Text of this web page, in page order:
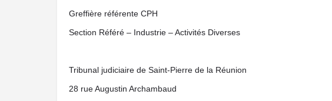
Greffière référente CPH
Section Référé – Industrie – Activités Diverses
Tribunal judiciaire de Saint-Pierre de la Réunion
28 rue Augustin Archambaud